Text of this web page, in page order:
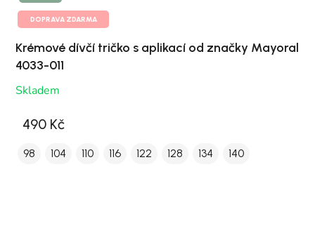
DOPRAVA ZDARMA
Krémové dívčí tričko s aplikací od značky Mayoral
4033-011
Skladem
490 Kč
98 104 110 116 122 128 134 140